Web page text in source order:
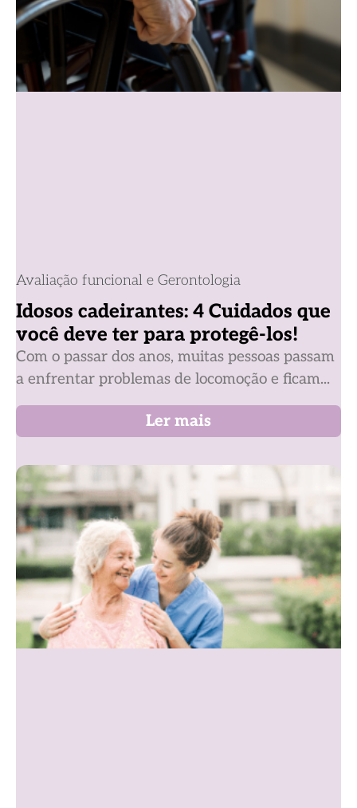
Avaliação funcional e Gerontologia
Idosos cadeirantes: 4 Cuidados que
você deve ter para protegê-los!
Com o passar dos anos, muitas pessoas passam
a enfrentar problemas de locomoção e ficam...
Ler mais